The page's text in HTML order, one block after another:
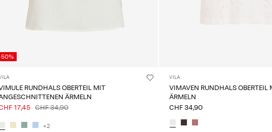
RUNDHALS OBERTEIL MIT
ÄRMELN
17,45 CHF 34,90
+2
VILA
VIMAVEN RUNDHALS OBERTEIL
ÄRMELN
CHF 34,90